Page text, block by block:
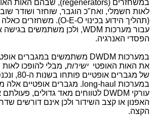
במשחזרים (regenerators), שבהם האות
לאות חשמלי, ואח"כ הוגבר, שוחזר ושודר
(תהליך הידוע בכינוי O-E-O). משחזרים כאלה
עבור מערכות WDM, ולכן משתמשים בגישה
הפסדי האנרגיה.
במערכות DWDM משתמשים במגברים
את האות האופטי ישירות, מבלי להופכו
של מגברים
במערכות long-haul . מגברים אופטיים
עורקי DWDM לטווחים מאד גדולים, פעולתם
האפנון או קצב השידור ולכן אינם דורשים
הקצה.